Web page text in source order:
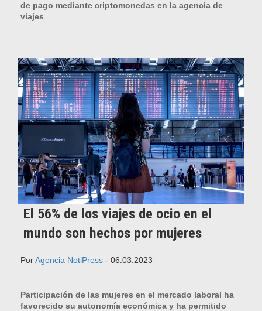
de pago mediante criptomonedas en la agencia de
viajes
El 56% de los viajes de ocio en el
mundo son hechos por mujeres
PorAgencia NotiPress - 06.03.2023
Participación de las mujeres en el mercado laboral ha
favorecido su autonomía económica y ha permitido